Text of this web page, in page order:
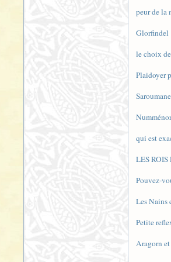
peur de la
Glorfindel
le choix
Plaidoyer
Numménor
qui est
LES
Pouvez-
Les Nains
Petite
Aragorn